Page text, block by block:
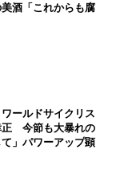
酒「これからも腐
ールドサイクリス
正 今節も大暴れの
」パワーアップ顕